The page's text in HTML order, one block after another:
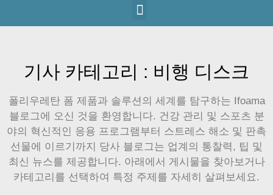
기사 카테고리 : 비행 디스크
폴리우레탄 폼 제품과 솔루션의 세계를 탐구하는 Ifoama
블로그에 오신 것을 환영합니다. 건강 관리 및 스포츠 분
야의 혁신적인 응용 프로그램부터 스트레스 해소 및 판촉
선물에 이르기까지 당사 블로그는 업계의 통찰력, 팁 및
최신 뉴스를 제공합니다. 아래에서 게시물을 찾아보거나
카테고리를 선택하여 특정 주제를 자세히 살펴보세요.